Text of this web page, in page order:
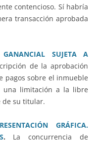
contencioso. Sí habría
transacción aprobada
SUJETA A
de la aprobación
pagos sobre el inmueble
una limitación a la libre
su titular.
GRÁFICA.
. La concurrencia de